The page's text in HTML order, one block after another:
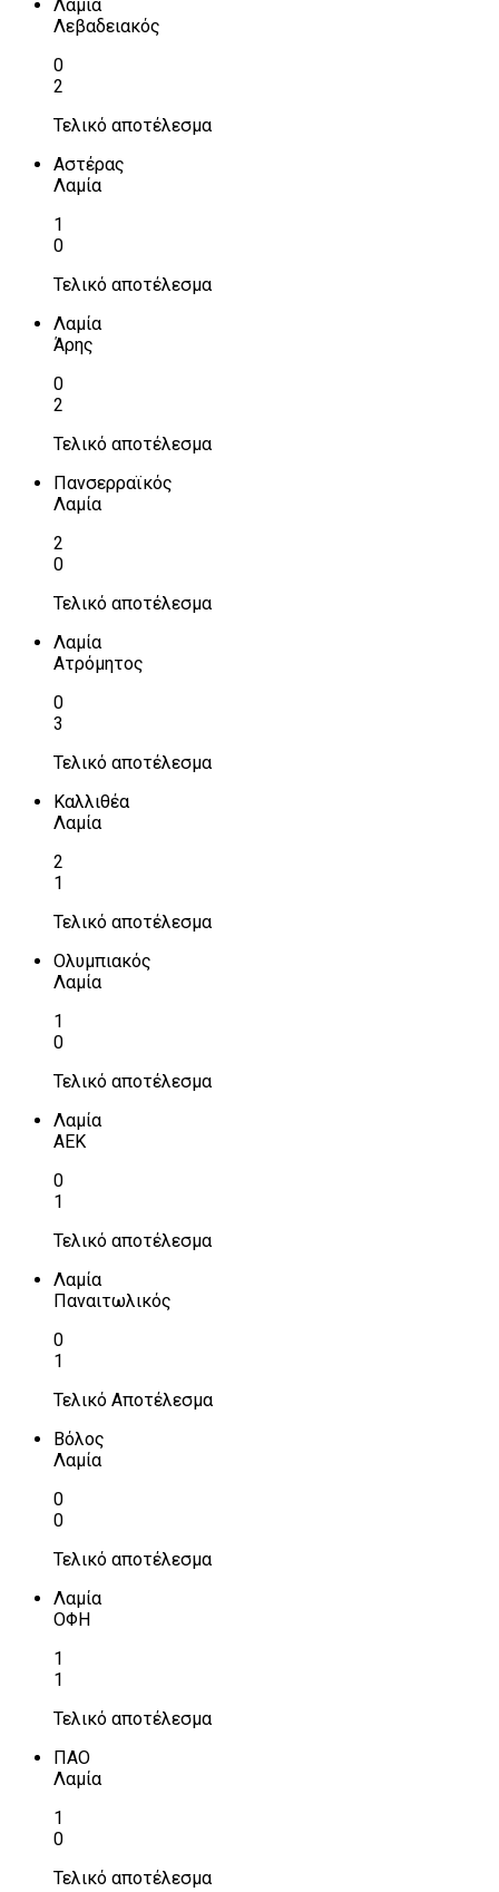
Λαμία
Λεβαδειακός
0
2
Τελικό αποτέλεσμα
Αστέρας
Λαμία
1
0
Τελικό αποτέλεσμα
Λαμία
Άρης
0
2
Τελικό αποτέλεσμα
Πανσερραϊκός
Λαμία
2
0
Τελικό αποτέλεσμα
Λαμία
Ατρόμητος
0
3
Τελικό αποτέλεσμα
Καλλιθέα
Λαμία
2
1
Τελικό αποτέλεσμα
Ολυμπιακός
Λαμία
1
0
Τελικό αποτέλεσμα
Λαμία
ΑΕΚ
0
1
Τελικό αποτέλεσμα
Λαμία
Παναιτωλικός
0
1
Τελικό Αποτέλεσμα
Βόλος
Λαμία
0
0
Τελικό αποτέλεσμα
Λαμία
ΟΦΗ
1
1
Τελικό αποτέλεσμα
ΠΑΟ
Λαμία
1
0
Τελικό αποτέλεσμα